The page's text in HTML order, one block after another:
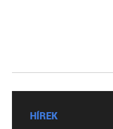
HÍREK